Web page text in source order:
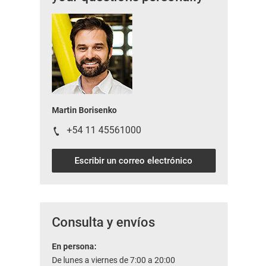
Martin Borisenko
+54 11 45561000
Escribir un correo electrónico
Consulta y envíos
En persona:
De lunes a viernes de 7:00 a 20:00